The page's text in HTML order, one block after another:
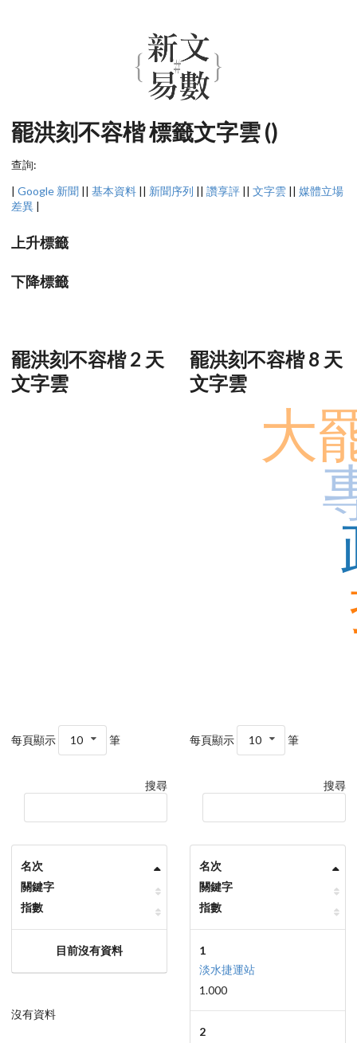
罷洪刻不容楷 標籤文字雲 ()
查詢:
| Google 新聞 || 基本資料 || 新聞序列 || 讚享評 || 文字雲 || 媒體立場
差異 |
上升標籤
下降標籤
罷洪刻不容楷 2 天
文字雲
每頁顯示 10 筆
搜尋
名次
關鍵字
指數
目前沒有資料
沒有資料
罷洪刻不容楷 8 天
文字雲
大
每頁顯示 10 筆
搜尋
名次
關鍵字
指數
1
淡水捷運站
1.000
2